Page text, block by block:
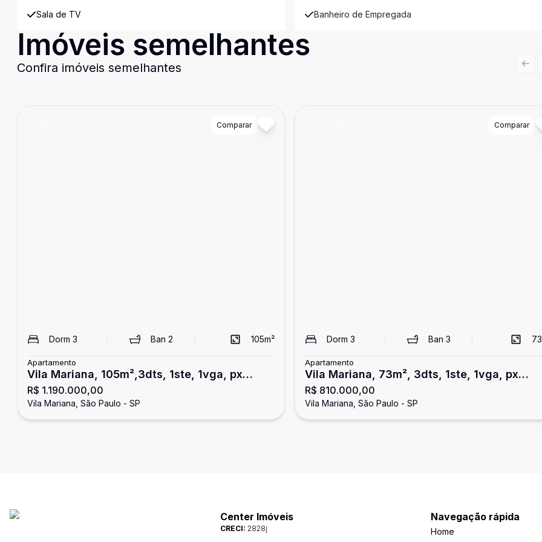
Sala de TV Banheiro de Empregada
Imóveis semelhantes
Confira imóveis semelhantes
Comparar
Dorm 3 Ban2 105m²
Apartamento
Vila Mariana, 105m²,3dts, 1ste, 1vga, px
metrô!
R$ 1.190.000,00
Vila Mariana, São Paulo - SP
Comparar
Dorm 3 Ban 3 73
Apartamento
Vila Mariana, 73m², 3dts, 1ste, 1vga, px
metrô!
R$ 810.000,00
Vila Mariana, São Paulo - SP
Center Imóveis
CRECI: 2828j
Navegação rápida
Home